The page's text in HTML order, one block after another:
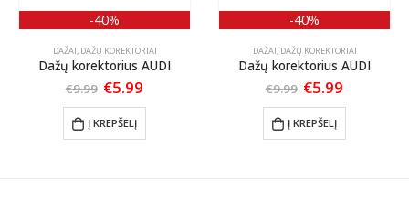
-40%
DAŽAI, DAŽŲ KOREKTORIAI
Dažų korektorius AUDI
€9.99 Original
was:
€9.99.
€5.99
Į KREPŠELĮ
-40%
DAŽAI, DAŽŲ KOREKTORIAI
Dažų korektorius AUDI
€9.99 Original
was:
€9.99.
€5.99
Į KREPŠELĮ